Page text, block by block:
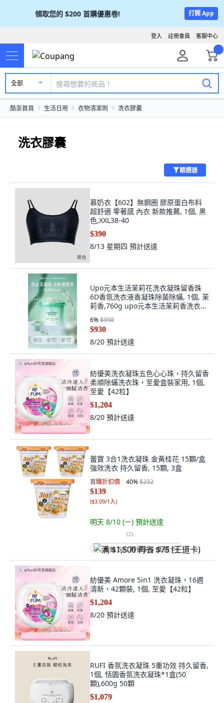
領取您的 $200 首購優惠卷! 打開 App
客服中心
註冊會員
登入
全部
酷澎首頁 生活日用 衣物清潔劑 洗衣膠囊
洗衣膠囊
篩選器
慕奶衣【602】無鋼圈 膠原蛋白布料
超舒適 零著感 內衣 新款推薦, 1個, 黑
色,XXL38-40
$390
8/13 星期四 預計送達
Upo元本生活茉莉花洗衣凝珠留香珠
6D香氛洗衣液香凝珠除菌除蟎, 1個, 茉
莉香,760g upo元本生活茉莉香洗衣凝
珠【, 760g
6%$998
$930
8/20 預計送達
紡優美洗衣凝珠五色心心珠，持久留香
柔順除蟎洗衣珠，至愛盒裝家用, 1個,
至愛【42粒】
$1,204
8/20 預計送達
蕾寶 3合1洗衣凝珠 金黃桂花 15顆/盒
強效洗衣 持久留香, 15顆, 3盒
首購折扣價 40%$232
$139
($3.09/1入)
明天 8/10 (一) 預計送達
(2)
满 $1,500 再省 $75 (王道卡)
紡優美 Amore 5in1 洗衣凝珠，16週
清新，42顆裝, 1個, 至愛【42粒】
$1,204
8/20 預計送達
RUFI 香氛洗衣凝珠 5重功效 持久留香,
1個, 恬園香氛洗衣凝珠*1盒(50
顆),600g 50顆
$1,079